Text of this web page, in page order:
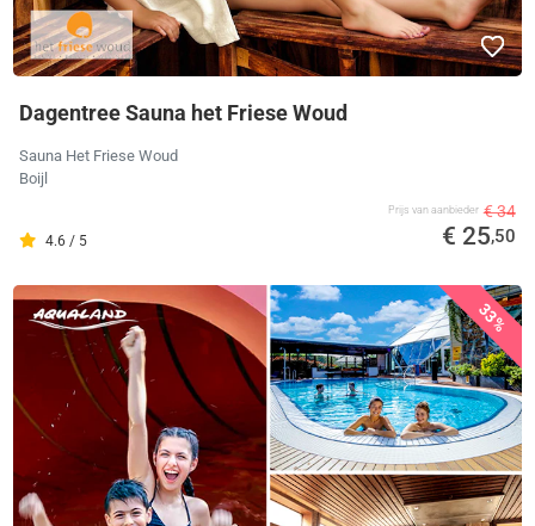
Dagentree Sauna het Friese Woud
Sauna Het Friese Woud
Boijl
4.6 / 5
Prijs van aanbieder € 34
€ 25,50
33%